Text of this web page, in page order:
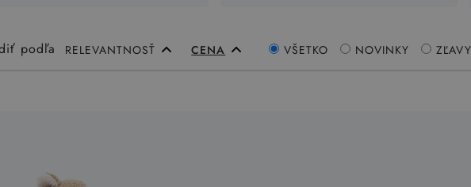
podľa RELEVANTNOSŤ CENA VŠETKO NOVINKY ZĽAVY